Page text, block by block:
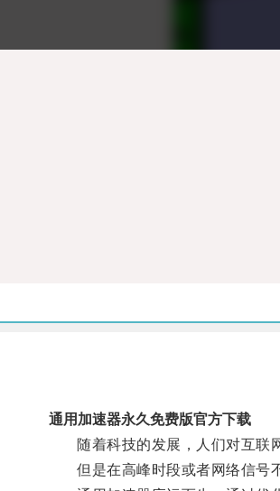
通用加速器永久免费版官方下载
随着科技的发展，人们对互联网
但是在高峰时段或者网络信号不